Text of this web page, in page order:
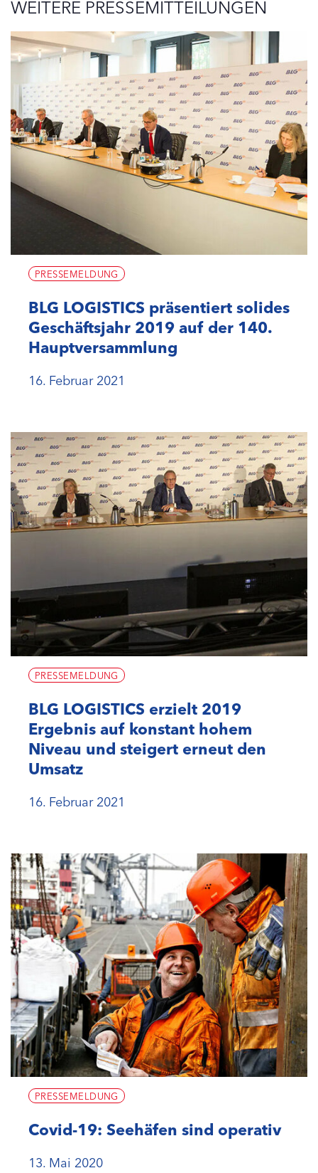
WEITERE PRESSEMITTEILUNGEN
PRESSEMELDUNG
BLG LOGISTICS präsentiert solides
Geschäftsjahr 2019 auf der 140.
Hauptversammlung
16. Februar 2021
PRESSEMELDUNG
BLG LOGISTICS erzielt 2019
Ergebnis auf konstant hohem
Niveau und steigert erneut den
Umsatz
16. Februar 2021
PRESSEMELDUNG
Covid-19: Seehäfen sind operativ
13. Mai 2020